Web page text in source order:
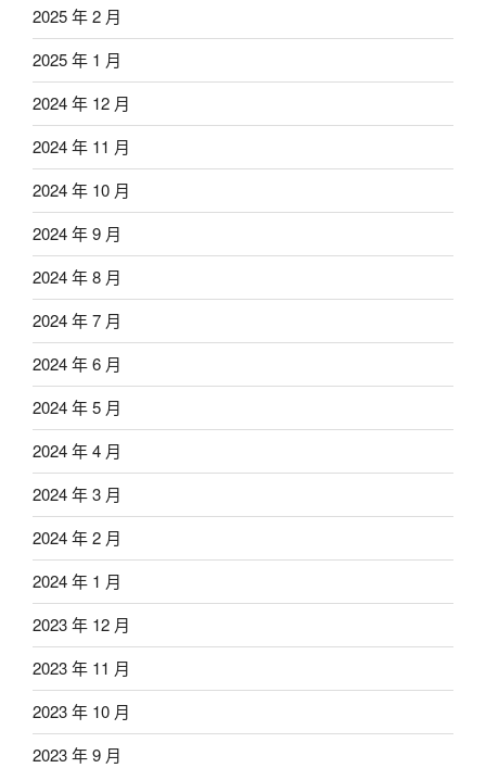
2025 年 2 月
2025 年 1 月
2024 年 12 月
2024 年 11 月
2024 年 10 月
2024 年 9 月
2024 年 8 月
2024 年 7 月
2024 年 6 月
2024 年 5 月
2024 年 4 月
2024 年 3 月
2024 年 2 月
2024 年 1 月
2023 年 12 月
2023 年 11 月
2023 年 10 月
2023 年 9 月